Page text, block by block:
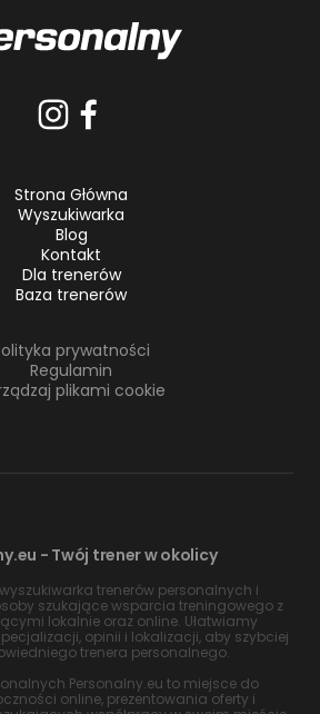
Strona Główna
Wyszukiwarka
Blog
Kontakt
Dla trenerów
Baza trenerów
prywatności
Regulamin
plikami cookie
- Twój trener w okolicy
trenerów personalnych i
szukające wsparcia treningowego z
lokalnie oraz online. Ułatwiamy
opinii i lokalizacji, aby szybciej
trenera personalnego.
Personalny.eu to miejsce do
online, prezentowania oferty i